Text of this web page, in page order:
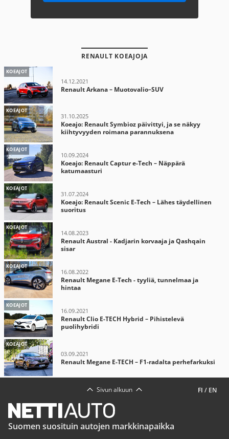
RENAULT KOEAJOJA
KOEAJOT
14.12.2021
Renault Arkana – Muotovalio–SUV
KOEAJOT
31.10.2025
Koeajo: Renault Symbioz päivittyi, ja se näkyy
kiihtyvyyden roimana parannuksena
KOEAJOT
10.09.2024
Koeajo: Renault Captur e-Tech – Näppärä
katumaasturi
KOEAJOT
31.07.2024
Koeajo: Renault Scenic E-Tech – Lähes täydellinen
suoritus
KOEAJOT
14.08.2023
Renault Austral - Kadjarin korvaaja ja Qashqain
sisar
KOEAJOT
16.08.2022
Renault Megane E-Tech - tyyliä, tunnelmaa ja
hintaa
KOEAJOT
16.09.2021
Renault Clio E-TECH Hybrid – Pihistelevä
puolihybridi
KOEAJOT
03.09.2021
Renault Megane E-TECH – F1-radalta perhefarkuksi
FI / EN
Sivun alkuun
Suomen suosituin autojen markkinapaikka